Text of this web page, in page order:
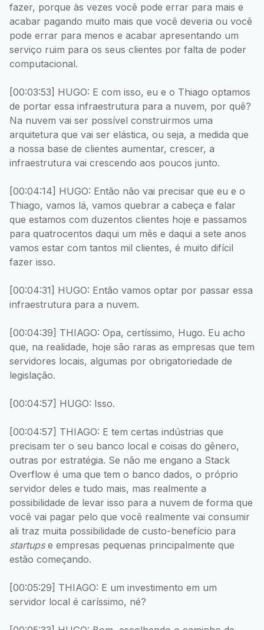
fazer, porque às vezes você pode errar para mais e
acabar pagando muito mais que você deveria ou você
pode errar para menos e acabar apresentando um
serviço ruim para os seus clientes por falta de poder
computacional.
[00:03:53] HUGO: E com isso, eu e o Thiago optamos
de portar essa infraestrutura para a nuvem, por quê?
Na nuvem vai ser possível construirmos uma
arquitetura que vai ser elástica, ou seja, a medida que
a nossa base de clientes aumentar, crescer, a
infraestrutura vai crescendo aos poucos junto.
[00:04:14] HUGO: Então não vai precisar que eu e o
Thiago, vamos lá, vamos quebrar a cabeça e falar
que estamos com duzentos clientes hoje e passamos
para quatrocentos daqui um mês e daqui a sete anos
vamos estar com tantos mil clientes, é muito difícil
fazer isso.
[00:04:31] HUGO: Então vamos optar por passar essa
infraestrutura para a nuvem.
[00:04:39] THIAGO: Opa, certíssimo, Hugo. Eu acho
que, na realidade, hoje são raras as empresas que tem
servidores locais, algumas por obrigatoriedade de
legislação.
[00:04:57] HUGO: Isso.
[00:04:57] THIAGO: E tem certas indústrias que
precisam ter o seu banco local e coisas do gênero,
outras por estratégia. Se não me engano a Stack
Overflow é uma que tem o banco dados, o próprio
servidor deles e tudo mais, mas realmente a
possibilidade de levar isso para a nuvem de forma que
você vai pagar pelo que você realmente vai consumir
ali traz muita possibilidade de custo-benefício para
startupse empresas pequenas principalmente que
estão começando.
[00:05:29] THIAGO: E um investimento em um
servidor local é caríssimo, né?